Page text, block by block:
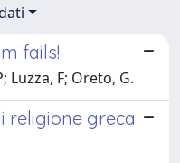
fails!
Luzza, F; Oreto, G.
religione greca